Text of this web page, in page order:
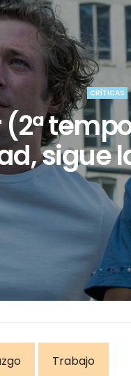
CRÍTICAS
(2ª
sigue
Trabajo